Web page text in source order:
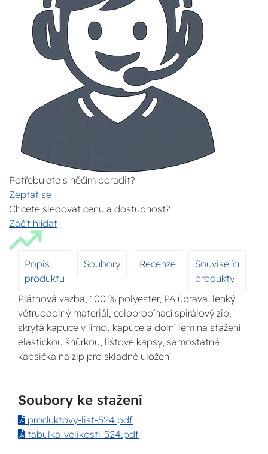
Potřebujete s něčím poradit?
Zeptat se
Chcete sledovat cenu a dostupnost?
Začít hlídat
Popis
produktu
Soubory Recenze
Související
produkty
Plátnová vazba, 100 % polyester, PA úprava. lehký
větruodolný materiál, celopropínací spirálový zip,
skrytá kapuce v límci, kapuce a dolní lem na stažení
elastickou šňůrkou, lištové kapsy, samostatná
kapsička na zip pro skladné uložení
Soubory ke stažení
produktovy-list-524.pdf
tabulka-velikosti-524.pdf